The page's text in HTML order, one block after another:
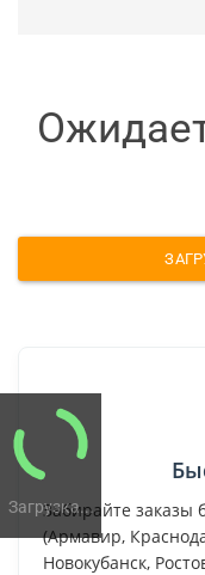
Загрузка...
Забирайте заказы
(Армавир,
Новокубанск,